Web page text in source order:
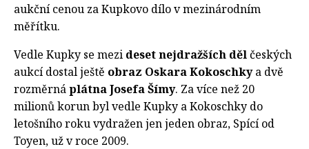
aukční cenou za Kupkovo dílo v mezinárodním
měřítku.
Vedle Kupky se mezi deset nejdražších dělčeských
aukcí dostal ještě obraz Oskara Kokoschkya dvě
rozměrnáplátna Josefa Šímy. Za více než 20
milionů korun byl vedle Kupky a Kokoschky do
letošního roku vydražen jen jeden obraz, Spící od
Toyen, už v roce 2009.